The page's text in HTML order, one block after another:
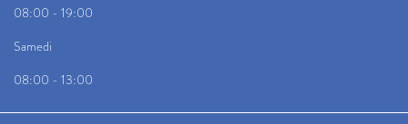
08:00 - 19:00
Samedi
08:00 - 13:00